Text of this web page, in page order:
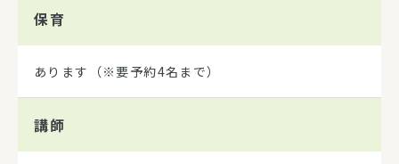
保育
あります（※要予約4名まで）
講師